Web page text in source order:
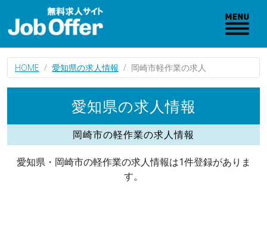
HOME 愛知県の求人情報 岡崎市軽作業の求人
愛知県の求人情報
岡崎市の軽作業の求人情報
愛知県・岡崎市の軽作業の求人情報は1件登録がありま
す。